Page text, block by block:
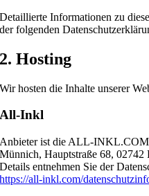
Detaillierte Informationen zu
der folgenden
2. Hosting
Wir hosten die Inhalte unserer
All-Inkl
Anbieter ist die ALL-
Münnich, Hauptstraße 68,
Details entnehmen Sie der
https://all-inkl.com/